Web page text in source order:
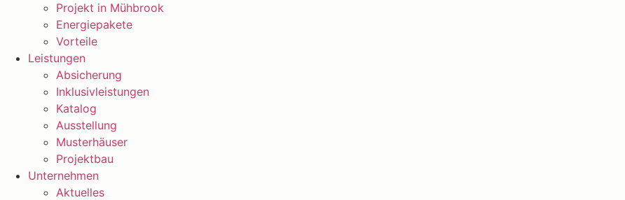
Projekt in Mühbrook
Energiepakete
Vorteile
Leistungen
Absicherung
Inklusivleistungen
Katalog
Ausstellung
Musterhäuser
Projektbau
Unternehmen
Aktuelles